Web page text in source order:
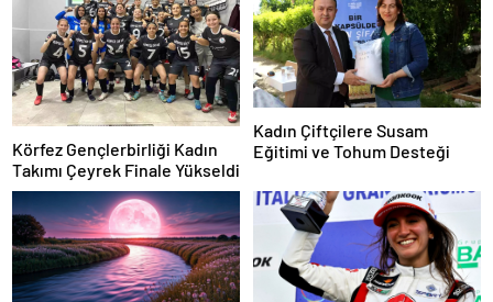
Körfez Gençlerbirliği Kadın
Takımı Çeyrek Finale Yükseldi
Kadın Çiftçilere Susam
Eğitimi ve Tohum Desteği